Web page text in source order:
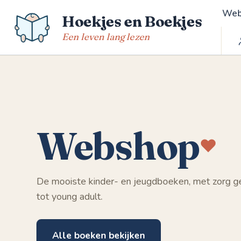
naar
inhoud
Hoekjes en Boekjes
Een leven lang lezen
Webshop
De mooiste kinder- en jeugdboeken, met zorg
tot young adult.
Alle boeken bekijken